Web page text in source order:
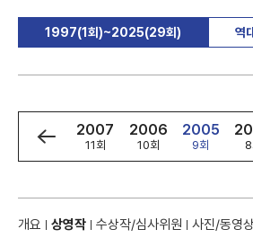
1997(1회)~2025(29회) 역
2008
12회
2007
11회
2006
10회
2005
9회 8
개요 상영작 수상작/심사위원 사진/동영상